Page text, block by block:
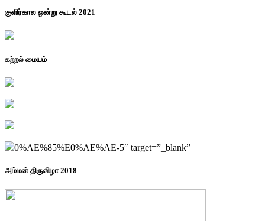
குளிர்கால ஒன்று கூடல் 2021
கற்றல் மையம்
0%AE%85%E0%AE%AE-5″ target=”_blank”
அம்மன் திருவிழா 2018